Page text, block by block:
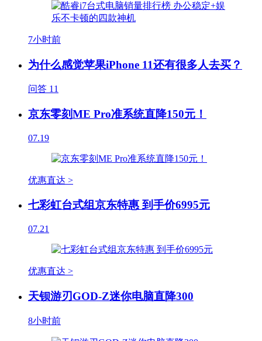
7小时前
为什么感觉苹果iPhone 11还有很多人去买？
问答 11
京东零刻ME Pro准系统直降150元！
07.19
优惠直达 >
七彩虹台式组京东特惠 到手价6995元
07.21
优惠直达 >
天钡游刃GOD-Z迷你电脑直降300
8小时前